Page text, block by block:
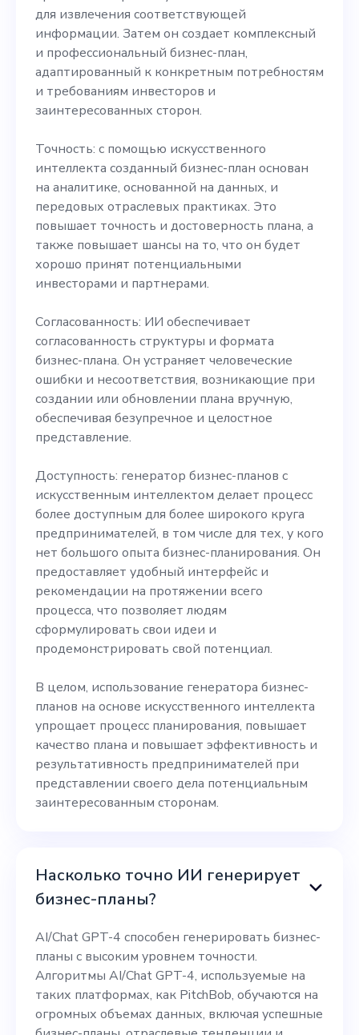
для извлечения соответствующей
информации. Затем он создает комплексный
и профессиональный бизнес-план,
адаптированный к конкретным потребностям
и требованиям инвесторов и
заинтересованных сторон.
Точность: с помощью искусственного
интеллекта созданный бизнес-план основан
на аналитике, основанной на данных, и
передовых отраслевых практиках. Это
повышает точность и достоверность плана, а
также повышает шансы на то, что он будет
хорошо принят потенциальными
инвесторами и партнерами.
Согласованность: ИИ обеспечивает
согласованность структуры и формата
бизнес-плана. Он устраняет человеческие
ошибки и несоответствия, возникающие при
создании или обновлении плана вручную,
обеспечивая безупречное и целостное
представление.
Доступность: генератор бизнес-планов с
искусственным интеллектом делает процесс
более доступным для более широкого круга
предпринимателей, в том числе для тех, у кого
нет большого опыта бизнес-планирования. Он
предоставляет удобный интерфейс и
рекомендации на протяжении всего
процесса, что позволяет людям
сформулировать свои идеи и
продемонстрировать свой потенциал.
В целом, использование генератора бизнес-
планов на основе искусственного интеллекта
упрощает процесс планирования, повышает
качество плана и повышает эффективность и
результативность предпринимателей при
представлении своего дела потенциальным
заинтересованным сторонам.
Насколько точно ИИ генерирует
бизнес-планы?
AI/Chat GPT-4 способен генерировать бизнес-
планы с высоким уровнем точности.
Алгоритмы AI/Chat GPT-4, используемые на
таких платформах, как PitchBob, обучаются на
огромных объемах данных, включая успешные